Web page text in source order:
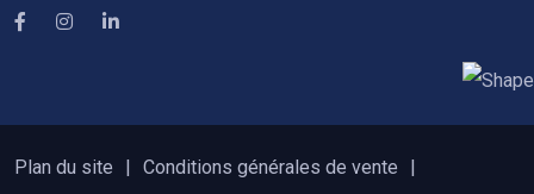
Plan du site Conditions générales de vente